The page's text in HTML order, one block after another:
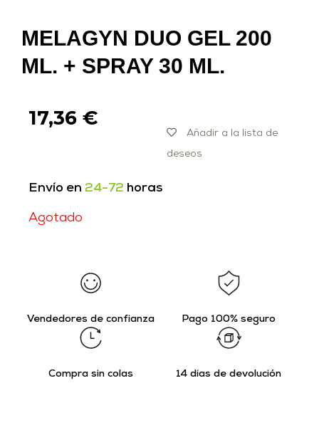
MELAGYN DUO GEL 200
ML. + SPRAY 30 ML.
17,36 €
Añadir a la lista de
deseos
Envío en 24-72 horas
Agotado
Vendedores de confianza Pago 100% seguro
Compra sin colas 14 días de devolución